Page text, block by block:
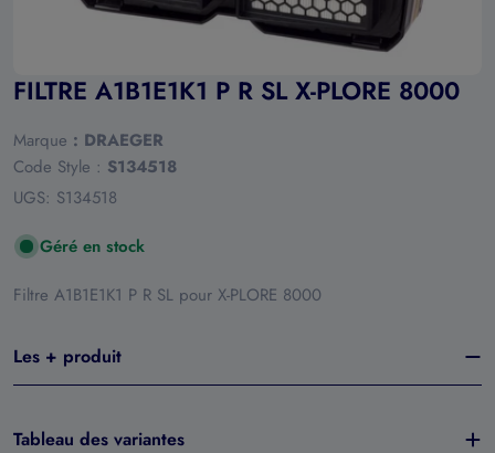
FILTRE A1B1E1K1 P R SL X-PLORE 8000
Marque : DRAEGER
Code Style : S134518
UGS: S134518
Géré en stock
Filtre A1B1E1K1 P R SL pour X-PLORE 8000
Les + produit
Tableau des variantes